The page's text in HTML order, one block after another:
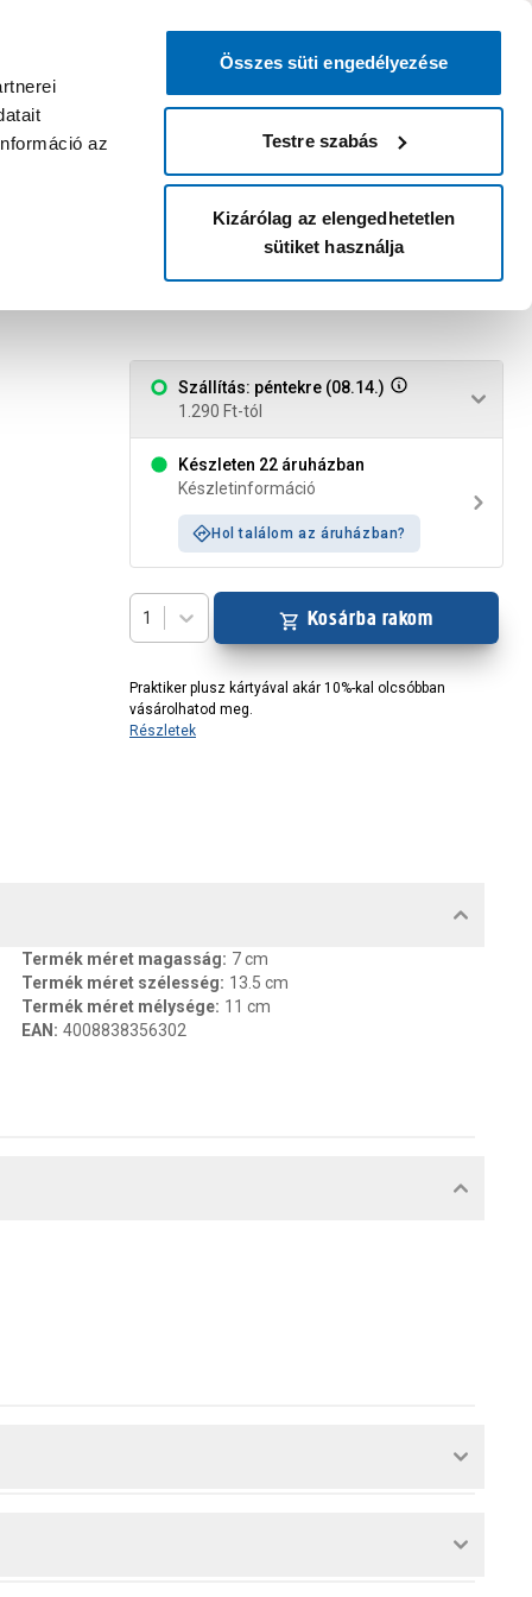
az
Összes süti engedélyezése
Testre szabás
Kizárólag az elengedhetetlen
sütiket használja
bejelentkezni?
Belépés Listáim
Áruházak és szolgáltatások
Szállítás: péntekre (08.14.)
1.290 Ft-tól
Készleten 22 áruházban
Készletinformáció
Hol találom az áruházban?
1 Kosárba rakom
Praktiker plusz kártyával akár 10%-kal olcsóbban
vásárolhatod meg.
Részletek
Termék méret magasság: 7 cm
Termék méret szélesség: 13.5 cm
Termék méret mélysége: 11 cm
EAN : 4008838356302